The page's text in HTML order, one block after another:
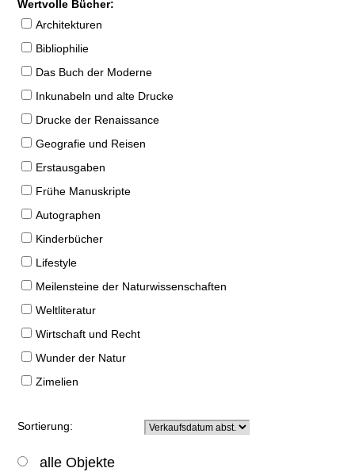
Wertvolle Bücher:
Architekturen
Bibliophilie
Das Buch der Moderne
Inkunabeln und alte Drucke
Drucke der Renaissance
Geografie und Reisen
Erstausgaben
Frühe Manuskripte
Autographen
Kinderbücher
Lifestyle
Meilensteine der Naturwissenschaften
Weltliteratur
Wirtschaft und Recht
Wunder der Natur
Zimelien
Sortierung:
alle Objekte